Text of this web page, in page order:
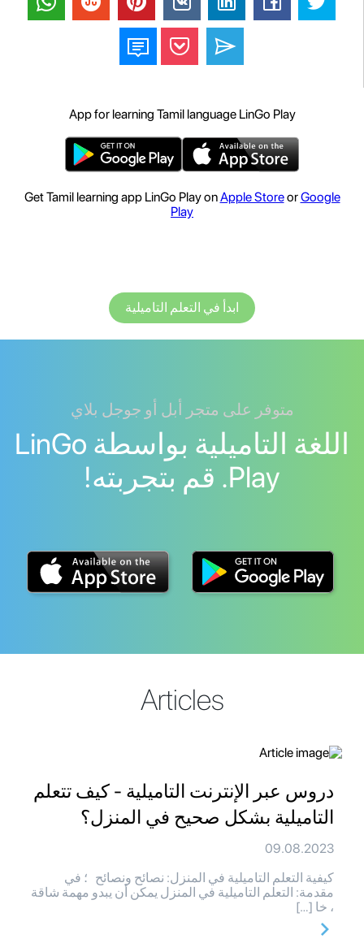
App for learning Tamil language LinGo Play
Get Tamil learning app LinGo Play onApple StoreorGoogle
Play
ابدأ في التعلم التاميلية
متوفر على متجر أبل أو جوجل بلاي
اللغة التاميلية بواسطة LinGo
Play. قم بتجربته!
Articles
دروس عبر الإنترنت التاميلية - كيف تتعلم
التاميلية بشكل صحيح في المنزل؟
09.08.2023
كيفية التعلم التاميلية في المنزل: نصائح ونصائح ؛ في
مقدمة: التعلم التاميلية في المنزل يمكن أن يبدو مهمة شاقة
، خا […]